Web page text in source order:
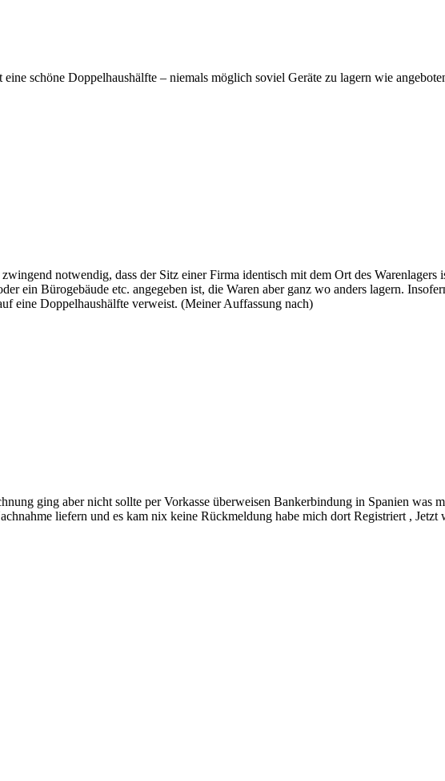
schöne Doppelhaushälfte – niemals möglich soviel Geräte zu lagern wie
notwendig, dass der Sitz einer Firma identisch mit dem Ort des Warenlagers
ein Bürogebäude etc. angegeben ist, die Waren aber ganz wo anders lagern.
eine Doppelhaushälfte verweist. (Meiner Auffassung nach)
ging aber nicht sollte per Vorkasse überweisen Bankerbindung in Spanien was
liefern und es kam nix keine Rückmeldung habe mich dort Registriert , Jetzt